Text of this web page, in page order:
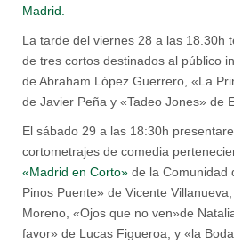
Madrid.
La tarde del viernes 28 a las 18.30h
de tres cortos destinados al público
de Abraham López Guerrero, «La
de Javier Peña y «Tadeo Jones» de
El sábado 29 a las 18:30h
cortometrajes de comedia
«Madrid en Corto» de la Comunidad
Pinos Puente» de Vicente
Moreno, «Ojos que no ven»de
favor» de Lucas Figueroa, y «la